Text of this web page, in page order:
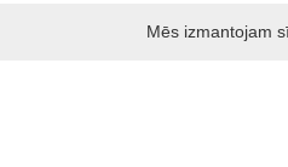
Mēs izmantojam